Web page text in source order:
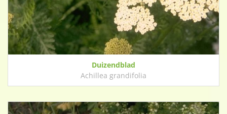
Duizendblad
Achillea grandifolia